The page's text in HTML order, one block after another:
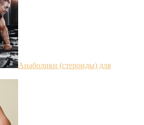
Анаболики (стероиды) для